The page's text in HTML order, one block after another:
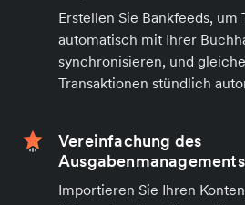
Erstellen Sie Bankfeeds, um
automatisch mit Ihrer
synchronisieren, und
Transaktionen stündlich
Vereinfachung des
Ausgabenmanagements
Importieren Sie Ihren